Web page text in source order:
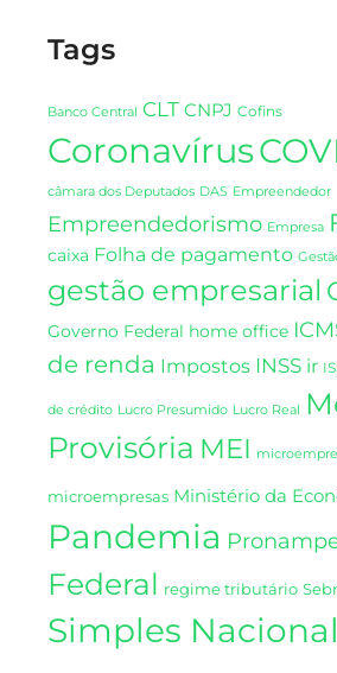
Tags
Banco Central CLT CNPJ Cofins
Coronavírus
câmara dos Deputados DAS Empreendedor
Empreendedorismo Empresa
caixa Folha de pagamento
gestão empresarial
Governo Federal home office
de renda Impostos INSS ir
de crédito Lucro Presumido Lucro Real
Provisória MEI
microempresas Ministério da
Pandemia
Federal regime tributário
Simples Nacional